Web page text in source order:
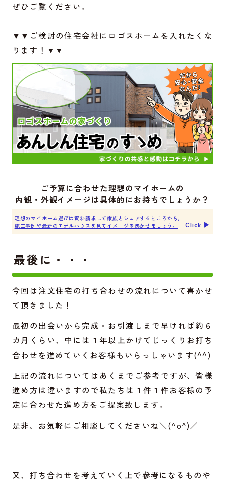
ぜひご覧ください。
▼▼ご検討の住宅会社にロゴスホームを入れたくな
ります！▼▼
ご予算に合わせた理想のマイホームの
内観・外観イメージは具体的にお持ちでしょうか？
理想のマイホーム選びは資料請求して家族とシェアするところから。
施工事例や最新のモデルハウスを見てイメージを沸かせましょう。
Click ▶︎
最後に・・・
今回は注文住宅の打ち合わせの流れについて書かせ
て頂きました！
最初の出会いから完成・お引渡しまで早ければ約６
カ月くらい、中には１年以上かけてじっくりお打ち
合わせを進めていくお客様もいらっしゃいます(^^)
上記の流れについてはあくまでご参考ですが、皆様
進め方は違いますので私たちは１件１件お客様の予
定に合わせた進め方をご提案致します。
是非、お気軽にご相談してくださいね＼(^o^)／
又、打ち合わせを考えていく上で参考になるものや